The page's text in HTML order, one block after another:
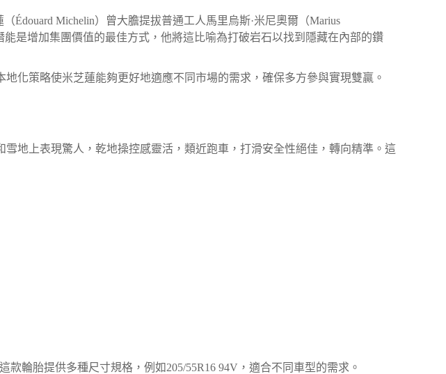
Édouard Michelin）曾大膽提拔普通工人馬里烏斯·米尼奧爾（Marius
是增加集團價值的最佳方式，他將這比喻為打破岩石以找到隱藏在內部的鑽
化策略使米芝蓮能夠更好地適應不同市場的需求，確保多方參與實現雙贏。
地上表現驚人，乾地操控感靈活，類近跑車，打滑安全性絕佳，轉向精準。這
輪胎提供多種尺寸規格，例如205/55R16 94V，適合不同車型的需求。